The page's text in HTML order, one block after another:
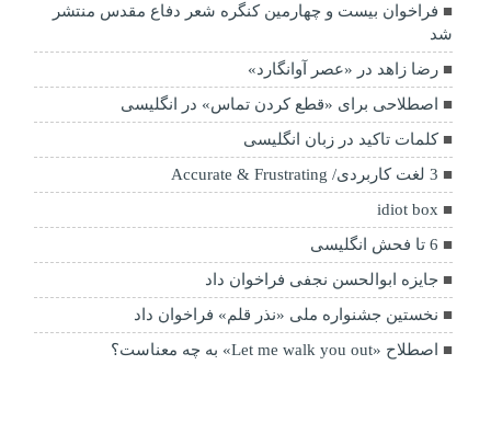
فراخوان بیست و چهارمین کنگره شعر دفاع مقدس منتشر
شد
رضا زاهد در «عصر آوانگارد»
اصطلاحی برای «قطع کردن تماس» در انگلیسی
کلمات تاکید در زبان انگلیسی
3 لغت کاربردی/ Accurate & Frustrating
idiot box
6 تا فحش انگلیسی
جایزه ابوالحسن نجفی فراخوان داد
نخستین جشنواره ملی «نذر قلم» فراخوان داد
اصطلاح «Let me walk you out» به چه معناست؟